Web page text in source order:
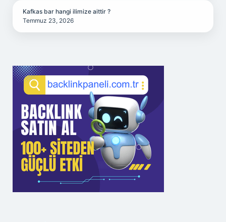
Kafkas bar hangi ilimize aittir ?
Temmuz 23, 2026